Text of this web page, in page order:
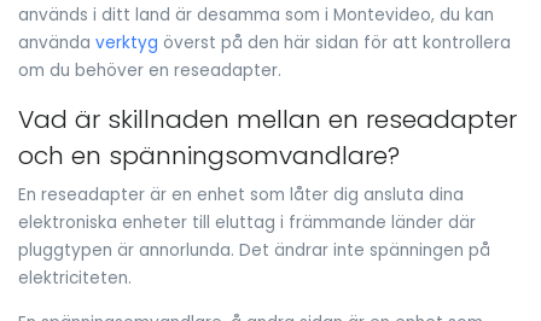
används i ditt land är desamma som i Montevideo, du kan
använda verktyg överst på den här sidan för att kontrollera
om du behöver en reseadapter.
Vad är skillnaden mellan en reseadapter
och en spänningsomvandlare?
En reseadapter är en enhet som låter dig ansluta dina
elektroniska enheter till eluttag i främmande länder där
pluggtypen är annorlunda. Det ändrar inte spänningen på
elektriciteten.